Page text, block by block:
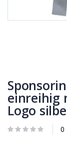
einreihig
Logo
0